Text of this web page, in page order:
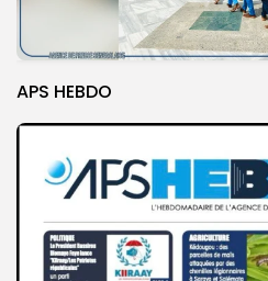
APS HEBDO